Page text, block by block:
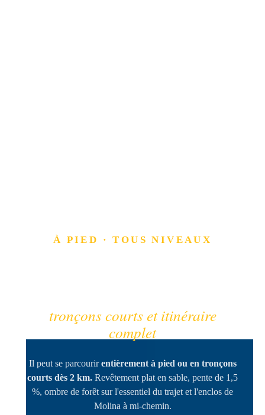
À PIED · TOUS NIVEAUX
tronçons courts et itinéraire
complet
Il peut se parcourirentièrement à pied ou en tronçons
courts dès 2 km. Revêtement plat en sable, pente de 1,5
%, ombre de forêt sur l'essentiel du trajet et l'enclos de
Molina à mi-chemin.